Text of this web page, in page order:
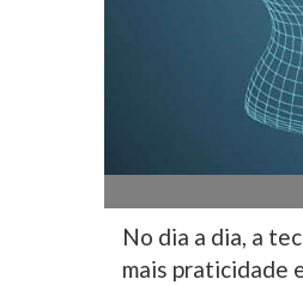
No dia a dia, a
mais praticidade